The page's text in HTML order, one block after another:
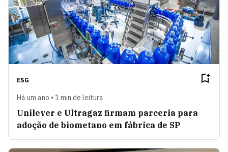
ESG
Há um ano • 1 min de leitura
Unilever e Ultragaz firmam parceria para
adoção de biometano em fábrica de SP